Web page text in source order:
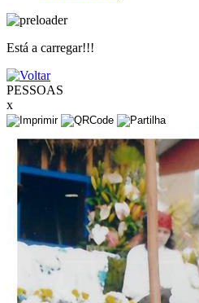
Está a carregar!!!
PESSOAS
x